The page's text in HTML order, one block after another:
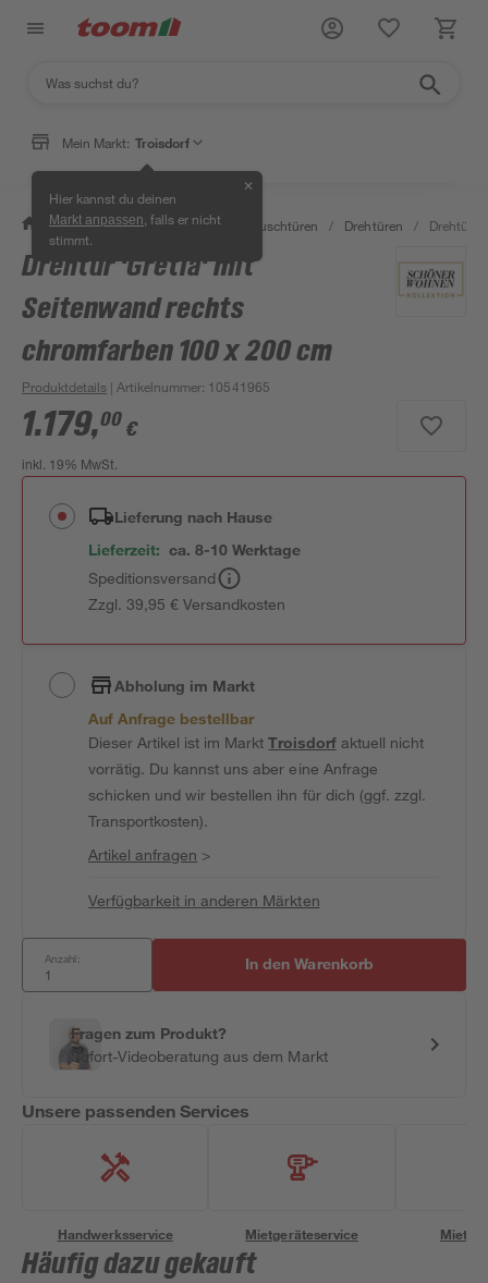
Mein Markt: Troisdorf
Hier kannst du deinen
Markt anpassen , falls er nicht
stimmt.
✕
/ Bad & Sanitär / Duschen Duschtüren / Drehtüren / Drehtür
Drehtür 'Gretia' mit
Seitenwand rechts
chromfarben 100 x 200 cm
Produktdetails | Artikelnummer: 10541965
1.179,00 €
inkl. 19% MwSt.
Lieferung nach Hause
Lieferzeit: ca. 8-10 Werktage
Speditionsversand
Zzgl. 39,95 € Versandkosten
Abholung im Markt
Auf Anfrage bestellbar
Dieser Artikel ist im MarktTroisdorfaktuell nicht
vorrätig. Du kannst uns aber eine Anfrage
schicken und wir bestellen ihn für dich (ggf. zzgl.
Transportkosten).
Artikel anfragen >
Verfügbarkeit in anderen Märkten
Anzahl: In den Warenkorb
Fragen zum Produkt?
Sofort-Videoberatung aus dem Markt
Unsere passenden Services
Handwerksservice Mietgeräteservice
Häufig dazu gekauft